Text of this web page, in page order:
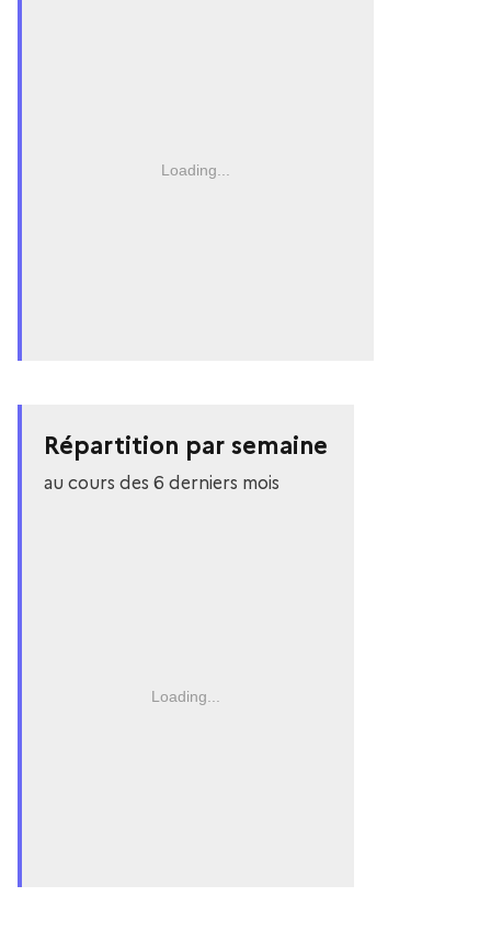
Loading...
Répartition par semaine
au cours des 6 derniers mois
Loading...